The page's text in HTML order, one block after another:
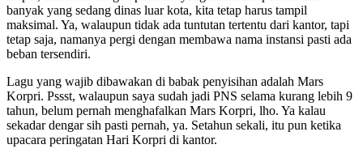
banyak yang sedang dinas luar kota, kita tetap harus tampil
maksimal. Ya, walaupun tidak ada tuntutan tertentu dari kantor, tapi
tetap saja, namanya pergi dengan membawa nama instansi pasti ada
beban tersendiri.
Lagu yang wajib dibawakan di babak penyisihan adalah Mars
Korpri. Pssst, walaupun saya sudah jadi PNS selama kurang lebih 9
tahun, belum pernah menghafalkan Mars Korpri, lho. Ya kalau
sekadar dengar sih pasti pernah, ya. Setahun sekali, itu pun ketika
upacara peringatan Hari Korpri di kantor.